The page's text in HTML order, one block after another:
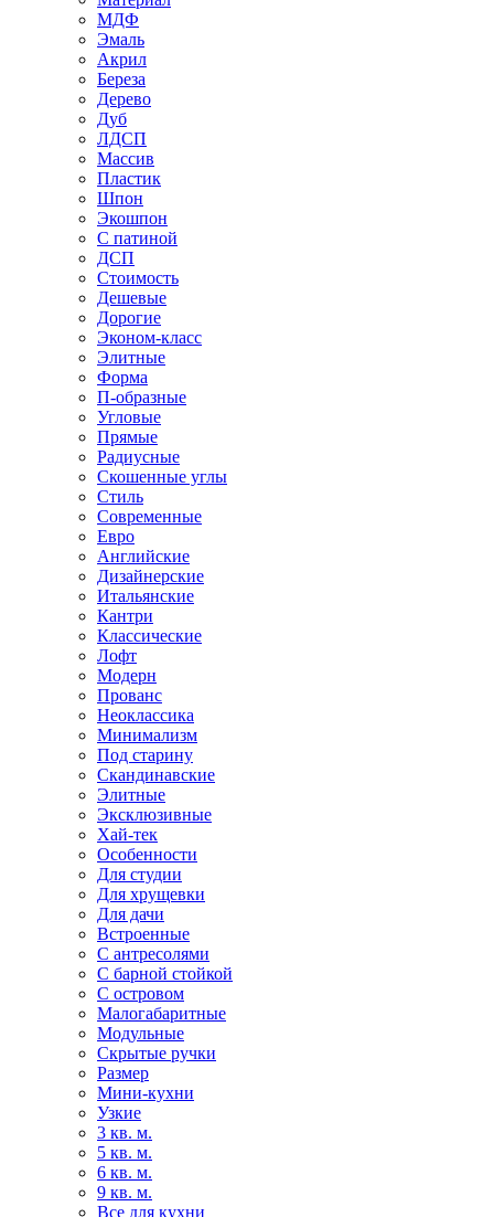
МДФ
Эмаль
Акрил
Береза
Дерево
Дуб
ЛДСП
Массив
Пластик
Шпон
Экошпон
С патиной
ДСП
Стоимость
Дешевые
Дорогие
Эконом-класс
Элитные
Форма
П-образные
Угловые
Прямые
Радиусные
Скошенные углы
Стиль
Современные
Евро
Английские
Дизайнерские
Итальянские
Кантри
Классические
Лофт
Модерн
Прованс
Неоклассика
Минимализм
Под старину
Скандинавские
Элитные
Эксклюзивные
Хай-тек
Особенности
Для студии
Для хрущевки
Для дачи
Встроенные
С антресолями
С барной стойкой
С островом
Малогабаритные
Модульные
Скрытые ручки
Размер
Мини-кухни
Узкие
3 кв. м.
5 кв. м.
6 кв. м.
9 кв. м.
Все для кухни